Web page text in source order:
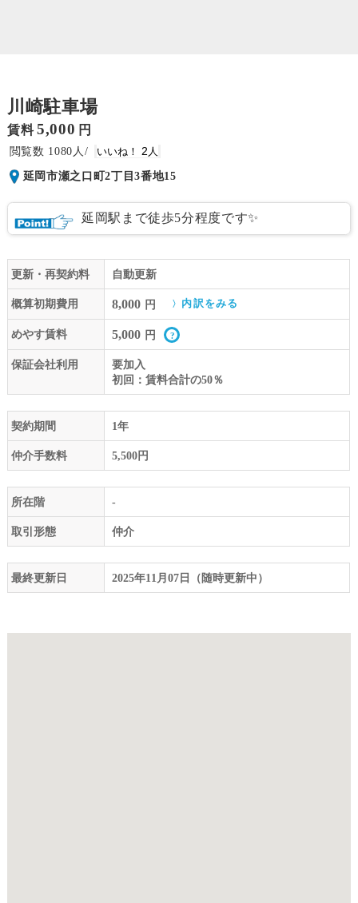
川崎駐車場
賃料 5,000 円
1080
2
延岡市瀬之口町2丁目3番地15
延岡駅まで徒歩5分程度です✨
更新・再契約料 自動更新
概算初期費用 8,000 円 内訳をみる
めやす賃料 5,000 円
保証会社利用
要加入
初回：賃料合計の50％
契約期間 1年
仲介手数料 5,500円
所在階 -
取引形態 仲介
最終更新日 2025年11月07日（随時更新中）